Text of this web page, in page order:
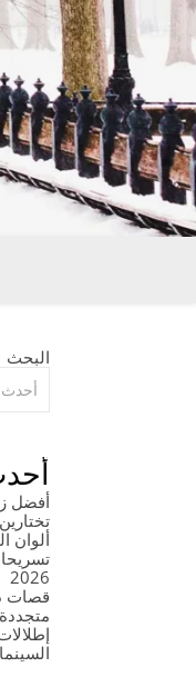
البحث
أفضل
ألوان
2026
قصات
متجددة
السينمائي 2025